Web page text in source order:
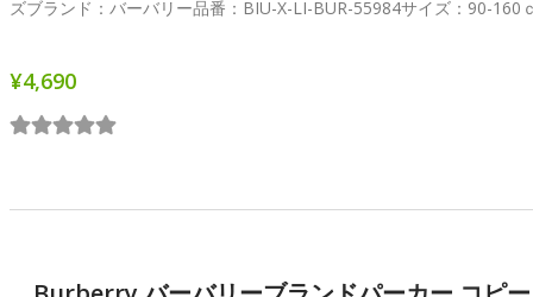
ズブランド：バーバリー品番：BIU-X-LI-BUR-55984サイズ：90-160
¥4,690